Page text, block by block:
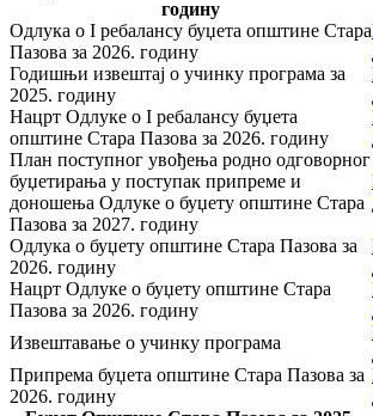
годину
Одлука о I ребалансу буџета општине Стара
Пазова за 2026. годину
Годишњи извештај о учинку програма за
2025. годину
Нацрт Одлуке о I ребалансу буџета
општине Стара Пазова за 2026. годину
План поступног увођења родно одговорног
буџетирања у поступак припреме и
доношења Одлуке о буџету општине Стара
Пазова за 2027. годину
Одлука о буџету општине Стара Пазова за
2026. годину
Нацрт Одлуке о буџету општине Стара
Пазова за 2026. годину
Извештавање о учинку програма
Припрема буџета општине Стара Пазова за
2026. годину